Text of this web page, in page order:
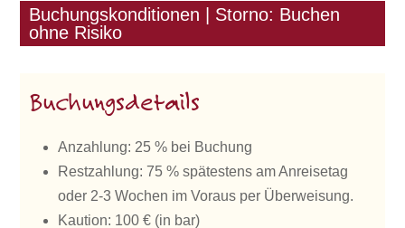
Buchungskonditionen | Storno: Buchen
ohne Risiko
Buchungsdetails
Anzahlung: 25 % bei Buchung
Restzahlung: 75 % spätestens am Anreisetag
oder 2-3 Wochen im Voraus per Überweisung.
Kaution: 100 € (in bar)